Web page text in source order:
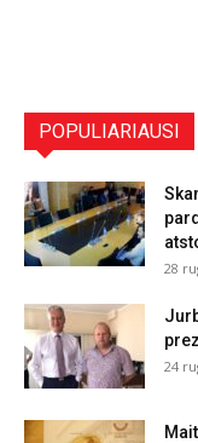
POPULIARIAUSI
28
24